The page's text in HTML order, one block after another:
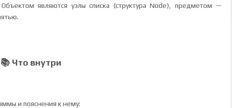
являются узлы списка (структура Node), предметом —
📚 Что внутри
и пояснения к нему: